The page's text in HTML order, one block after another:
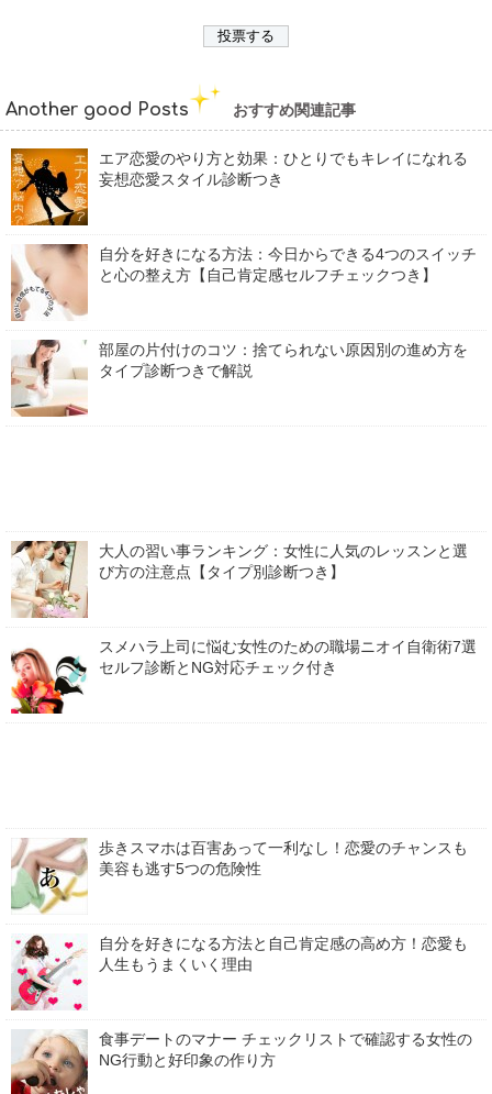
Another good Posts おすすめ関連記事
エア恋愛のやり方と効果：ひとりでもキレイになれる
妄想恋愛スタイル診断つき
自分を好きになる方法：今日からできる4つのスイッチ
と心の整え方【自己肯定感セルフチェックつき】
部屋の片付けのコツ：捨てられない原因別の進め方を
タイプ診断つきで解説
大人の習い事ランキング：女性に人気のレッスンと選
び方の注意点【タイプ別診断つき】
スメハラ上司に悩む女性のための職場ニオイ自衛術7選
セルフ診断とNG対応チェック付き
歩きスマホは百害あって一利なし！恋愛のチャンスも
美容も逃す5つの危険性
自分を好きになる方法と自己肯定感の高め方！恋愛も
人生もうまくいく理由
食事デートのマナー チェックリストで確認する女性の
NG行動と好印象の作り方